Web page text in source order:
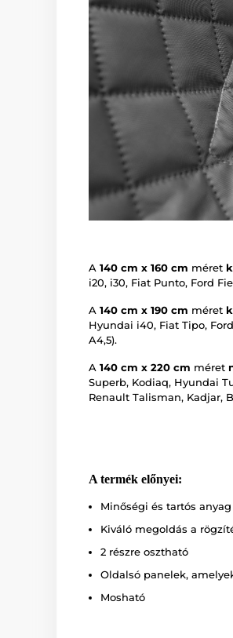
A 140 cm x 160 cm méret
i20, i30, Fiat Punto, Ford
A 140 cm x 190 cm méret
Hyundai i40, Fiat Tipo,
A4,5).
A 140 cm x 220 cm méret
Superb, Kodiaq, Hyundai
Renault Talisman, Kadjar,
A termék előnyei:
Minőségi és tartós anyag
Kiváló megoldás a
2 részre osztható
Oldalsó panelek,
Mosható